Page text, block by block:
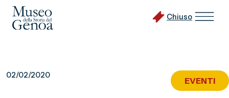
Chiuso
02/02/2020
EVENTI